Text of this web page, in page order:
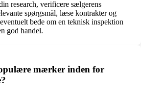
research, verificere sælgerens
spørgsmål, læse kontrakter og
bede om en teknisk inspektion
god handel.
mærker inden for